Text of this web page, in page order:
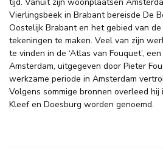
Vierlingsbeek in Brabant bereisde De
Oostelijk Brabant en het gebied van de
tekeningen te maken. Veel van zijn
te vinden in de ‘Atlas van Fouquet’,
Amsterdam, uitgegeven door Pieter
werkzame periode in Amsterdam
Volgens sommige bronnen overleed hij
Kleef en Doesburg worden genoemd.